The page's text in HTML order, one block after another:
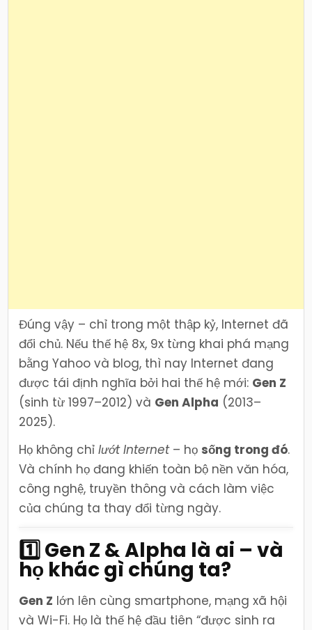
Đúng vậy – chỉ trong một thập kỷ, Internet đã
đổi chủ. Nếu thế hệ 8x, 9x từng khai phá mạng
bằng Yahoo và blog, thì nay Internet đang
được tái định nghĩa bởi hai thế hệ mới: Gen Z
(sinh từ 1997–2012) và Gen Alpha (2013–
2025).
Họ không chỉlướt Internet– họsống trong đó.
Và chính họ đang khiến toàn bộ nền văn hóa,
công nghệ, truyền thông và cách làm việc
của chúng ta thay đổi từng ngày.
1️⃣ Gen Z & Alpha là ai – và
họ khác gì chúng ta?
Gen Z lớn lên cùng smartphone, mạng xã hội
và Wi-Fi. Họ là thế hệ đầu tiên “được sinh ra